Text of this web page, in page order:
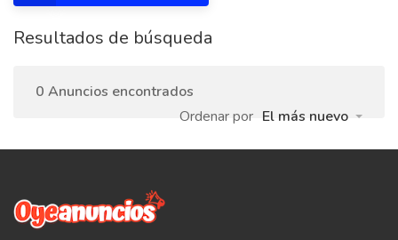
Resultados de búsqueda
0 Anuncios encontrados
Ordenar por El más nuevo